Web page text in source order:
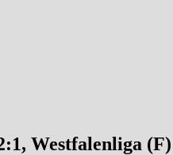
Westfalenliga (F)